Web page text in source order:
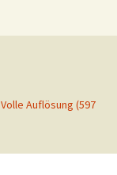
–
Volle Auflösung (597